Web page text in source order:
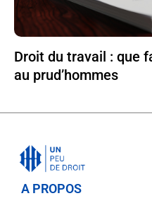
Droit du travail : que
au prud’hommes
A PROPOS